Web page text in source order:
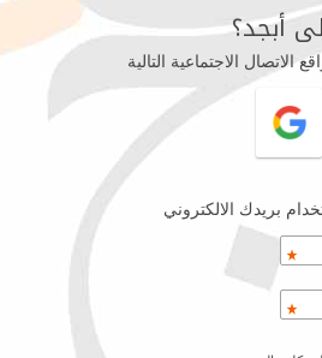
أبجد؟
الاجتماعية التالية
بريدك الالكتروني